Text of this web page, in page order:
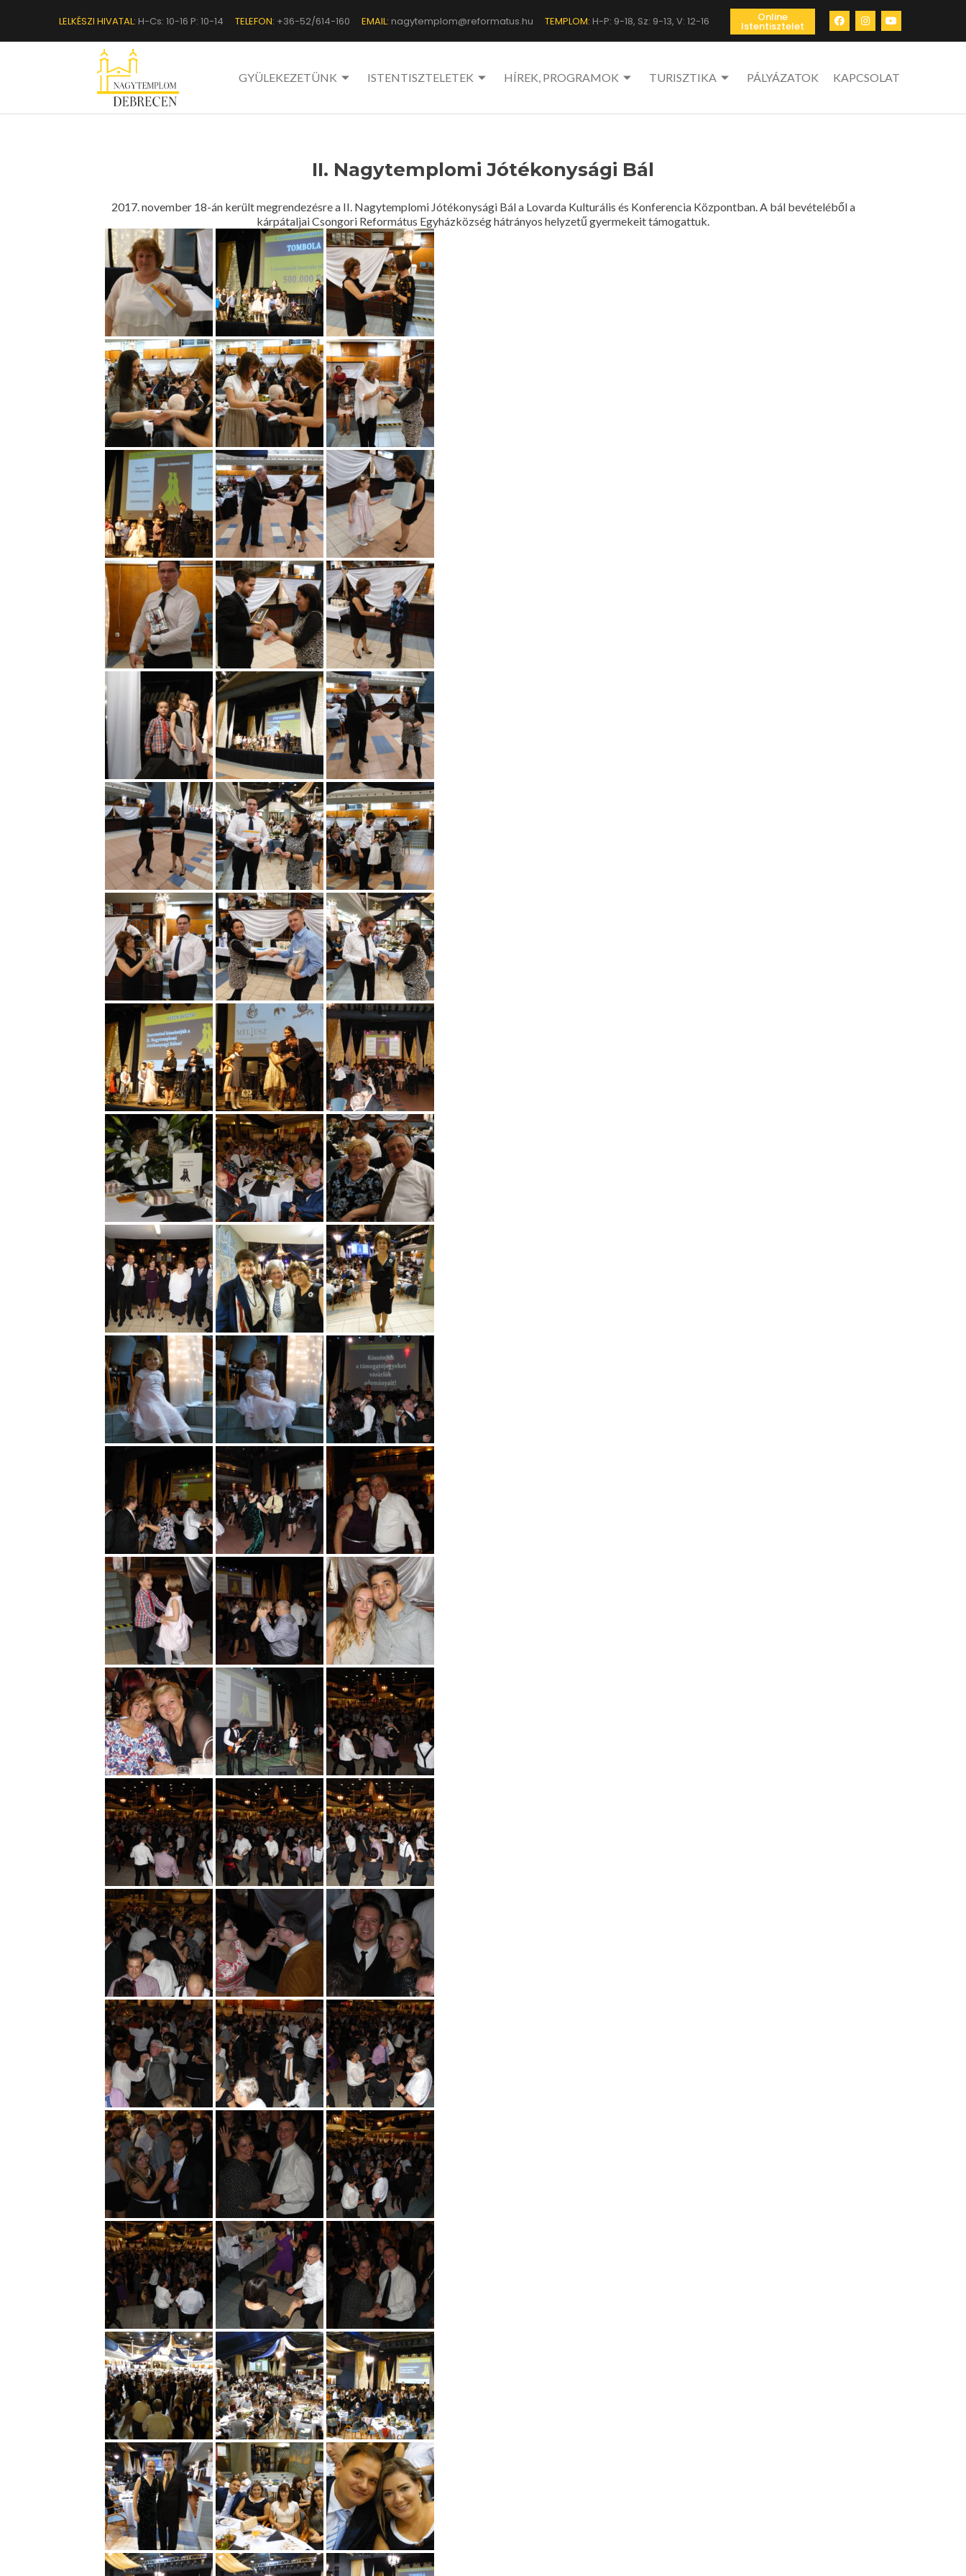
LELKÉSZI HIVATAL: H-Cs: 10-16 P: 10-14 TELEFON: +36-52/614-160 EMAIL: nagytemplom@reformatus.hu TEMPLOM: H-P: 9-18, Sz: 9-13, V: 12-16 Online
Istentisztelet
GYÜLEKEZETÜNK ISTENTISZTELETEK HÍREK, PROGRAMOK TURISZTIKA PÁLYÁZATOK KAPCSOLAT
II. Nagytemplomi Jótékonysági Bál
2017. november 18-án került megrendezésre a II. Nagytemplomi Jótékonysági Bál a Lovarda Kulturális és Konferencia Központban. A bál bevételéből a
kárpátaljai Csongori Református Egyházközség hátrányos helyzetű gyermekeit támogattuk.